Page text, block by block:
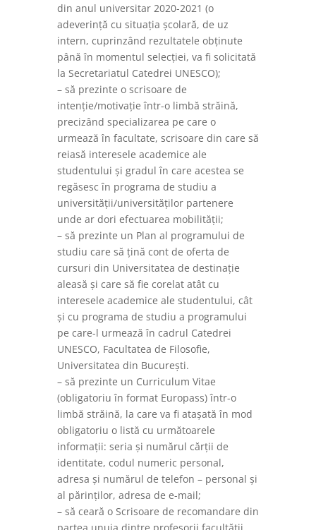
din anul universitar 2020-2021 (o
adeverință cu situația școlară, de uz
intern, cuprinzând rezultatele obținute
până în momentul selecției, va fi solicitată
la Secretariatul Catedrei UNESCO);
– să prezinte o scrisoare de
intenție/motivație într-o limbă străină,
precizând specializarea pe care o
urmează în facultate, scrisoare din care să
reiasă interesele academice ale
studentului și gradul în care acestea se
regăsesc în programa de studiu a
universității/universităților partenere
unde ar dori efectuarea mobilității;
– să prezinte un Plan al programului de
studiu care să țină cont de oferta de
cursuri din Universitatea de destinație
aleasă și care să fie corelat atât cu
interesele academice ale studentului, cât
și cu programa de studiu a programului
pe care-l urmează în cadrul Catedrei
UNESCO, Facultatea de Filosofie,
Universitatea din București.
– să prezinte un Curriculum Vitae
(obligatoriu în format Europass) într-o
limbă străină, la care va fi atașată în mod
obligatoriu o listă cu următoarele
informații: seria și numărul cărții de
identitate, codul numeric personal,
adresa și numărul de telefon – personal și
al părinților, adresa de e-mail;
– să ceară o Scrisoare de recomandare din